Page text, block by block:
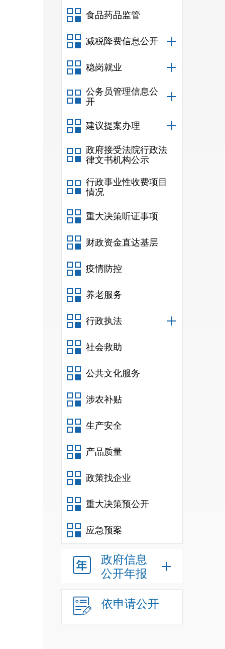
食品药品监管
减税降费信息公开
稳岗就业
公务员管理信息公
开
建议提案办理
政府接受法院行政法
律文书机构公示
行政事业性收费项目
情况
重大决策听证事项
财政资金直达基层
疫情防控
养老服务
行政执法
社会救助
公共文化服务
涉农补贴
生产安全
产品质量
政策找企业
重大决策预公开
应急预案
政府信息
公开年报
依申请公开